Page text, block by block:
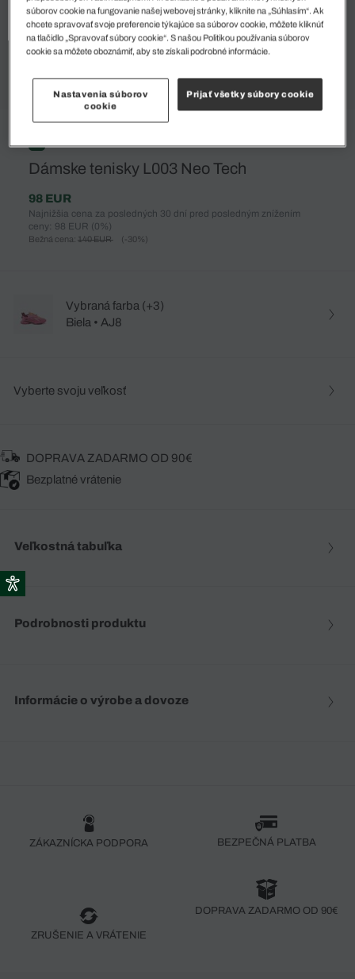
%
Dámske tenisky L003 Neo Tech
98 EUR
Najnižšia cena za posledných 30 dní pred posledným znížením
ceny: 98 EUR (0%)
Bežná cena: 140 EUR (-30%)
Vybraná farba (+3)
Biela • AJ8
Vyberte svoju veľkosť
DOPRAVA ZADARMO OD 90€
Bezplatné vrátenie
Veľkostná tabuľka
Podrobnosti produktu
Informácie o výrobe a dovoze
ZÁKAZNÍCKA PODPORA BEZPEČNÁ PLATBA
ZRUŠENIE A VRÁTENIE
DOPRAVA ZADARMO OD 90€
súborov cookie na fungovanie našej webovej stránky, kliknite na „Súhlasím“. Ak
chcete spravovať svoje preferencie týkajúce sa súborov cookie, môžete kliknúť
na tlačidlo „Spravovať súbory cookie“. S našou Politikou používania súborov
cookie sa môžete oboznámiť, aby ste získali podrobné informácie.
Nastavenia súborov
cookie
Prijať všetky súbory cookie